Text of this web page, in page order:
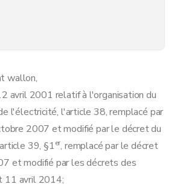
wallon,
avril 2001 relatif à l'organisation du
l'électricité, l'article 38, remplacé par
2007 et modifié par le décret du
39, §1er, remplacé par le décret
et modifié par les décrets des
11 avril 2014;